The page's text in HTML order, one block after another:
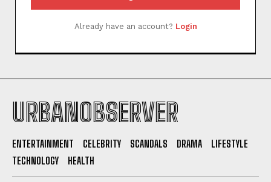
I WANT IN
Already have an account? Login
URBANOBSERVER
ENTERTAINMENT CELEBRITY SCANDALS DRAMA
LIFESTYLE
TECHNOLOGY
HEALTH